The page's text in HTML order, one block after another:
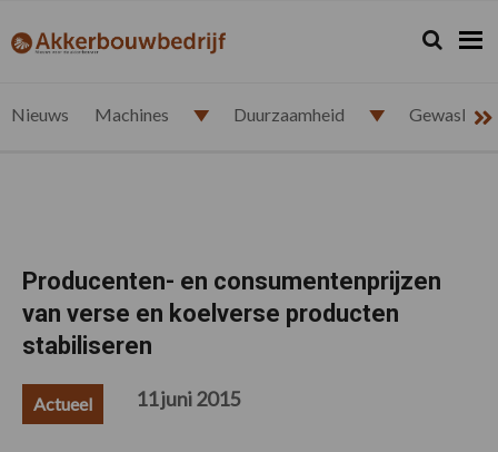
de
de
de
de
akkerbouwbedrijf.nl Zoeken...
Zoek
Nieuws Machines Duurzaamheid
Producenten- en consumentenprijzen
van verse en koelverse producten
stabiliseren
Actueel 11 juni 2015